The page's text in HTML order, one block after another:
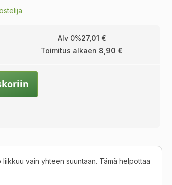
Alv 0%27,01 €
Toimitus alkaen 8,90 €
vain yhteen suuntaan. Tämä helpottaa